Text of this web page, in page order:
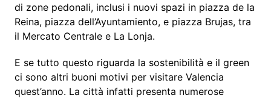
di zone pedonali, inclusi i nuovi spazi in piazza de la
Reina, piazza dell’Ayuntamiento, e piazza Brujas, tra
il Mercato Centrale e La Lonja.
E se tutto questo riguarda la sostenibilità e il green
ci sono altri buoni motivi per visitare Valencia
quest’anno. La città infatti presenta numerose